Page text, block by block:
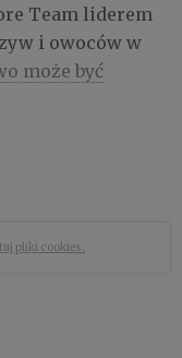
Team liderem
i owoców w
może być
pliki cookies.